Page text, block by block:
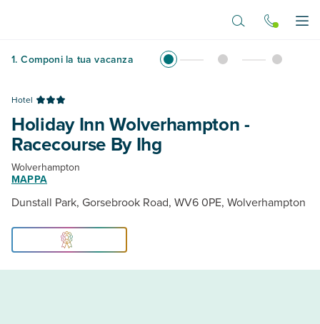
1. Componi la tua vacanza
Hotel
Holiday Inn Wolverhampton -
Racecourse By Ihg
Wolverhampton
MAPPA
Dunstall Park, Gorsebrook Road, WV6 0PE, Wolverhampton